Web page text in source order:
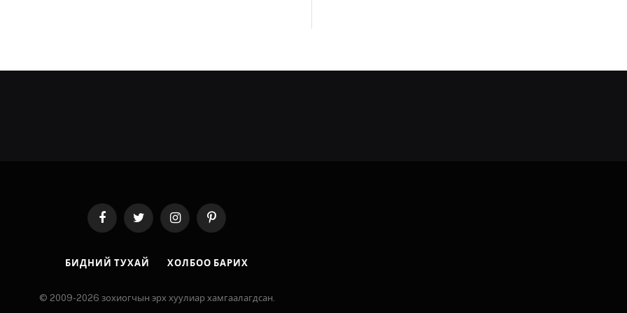
FacebookTwitter InstagramPinterest
БИДНИЙ ТУХАЙ ХОЛБОО БАРИХ
© 2009-2026 зохиогчын эрх хуулиар хамгаалагдсан.